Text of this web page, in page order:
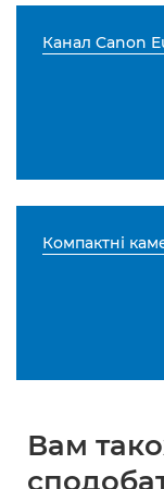
Канал Canon
Компактні
Вам